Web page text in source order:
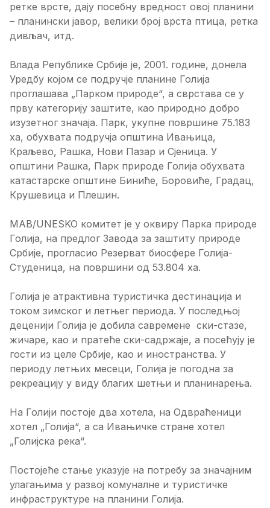
ретке врсте, дају посебну вредност овој планини
– планински јавор, велики број врста птица, ретка
дивљач, итд.
Влада Републике Србије је, 2001. године, донела
Уредбу којом се подручје планине Голија
проглашава „Парком природе“, а сврстава се у
прву категорију заштите, као природно добро
изузетног значаја. Парк, укупне површине 75.183
ха, обухвата подручја општина Ивањица,
Краљево, Рашка, Нови Пазар и Сјеница. У
општини Рашка, Парк природе Голија обухвата
катастарске општине Биниће, Боровиће, Градац,
Крушевица и Плешин.
МAB/UNESKO комитет је у оквиру Парка природе
Голија, на предлог Завода за заштиту природе
Србије, прогласио Резерват биосфере Голија-
Студеница, на површини од 53.804 ха.
Голија је атрактивна туристичка дестинација и
током зимског и летњег периода. У последњој
деценији Голија је добила савремене ски-стазе,
жичаре, као и пратеће ски-садржаје, а посећују је
гости из целе Србије, као и иностранства. У
периоду летњих месеци, Голија је погодна за
рекреацију у виду благих шетњи и планинарења.
На Голији постоје два хотела, на Одвраћеници
хотел „Голија“, а са Ивањичке стране хотел
„Голијска река“.
Постојеће стање указује на потребу за значајним
улагањима у развој комуналне и туристичке
инфраструктуре на планини Голија.